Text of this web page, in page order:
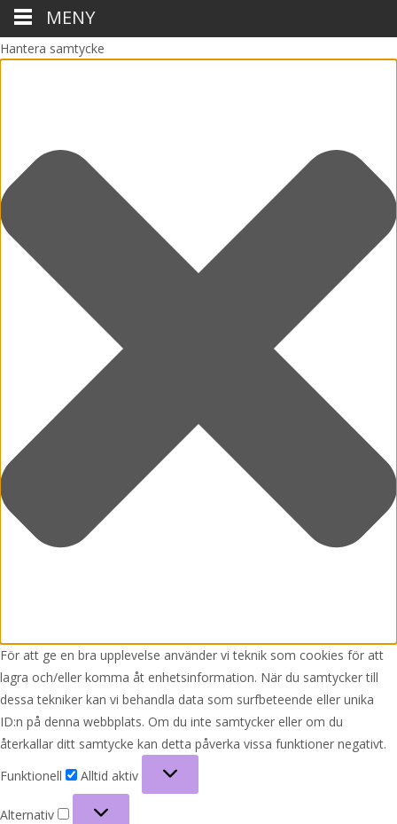
Hantera samtycke
För att ge en bra upplevelse använder vi teknik som cookies för att
lagra och/eller komma åt enhetsinformation. När du samtycker till
dessa tekniker kan vi behandla data som surfbeteende eller unika
ID:n på denna webbplats. Om du inte samtycker eller om du
återkallar ditt samtycke kan detta påverka vissa funktioner negativt.
Funktionell
Alltid aktiv
Alternativ
MENY